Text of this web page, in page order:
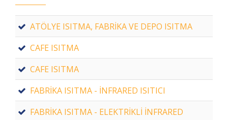
ATÖLYE ISITMA, FABRİKA VE DEPO ISITMA
CAFE ISITMA
CAFE ISITMA
FABRİKA ISITMA - İNFRARED ISITICI
FABRİKA ISITMA - ELEKTRİKLİ İNFRARED